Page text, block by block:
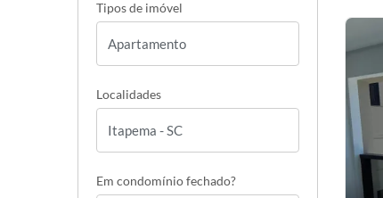
Tipos de imóvel
Localidades
Em condomínio fechado?